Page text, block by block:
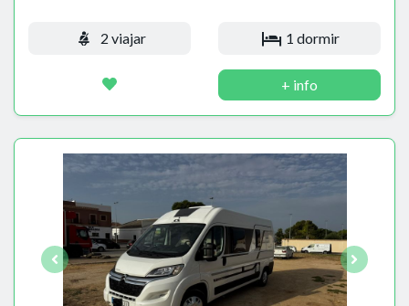
2 viajar 1 dormir
+ info